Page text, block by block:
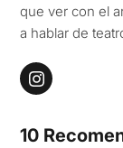
que ver con el
a hablar de
10